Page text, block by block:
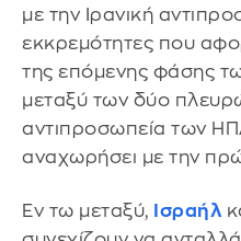
με την Ιρανική
εκκρεμότητες που
της επόμενης φάσης
μεταξύ των δύο
αντιπροσωπεία των
αναχωρήσει με την
Εν τω μεταξύ, Ισραήλ